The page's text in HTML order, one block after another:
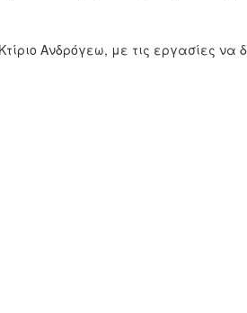
Ανδρόγεω, με τις εργασίες να